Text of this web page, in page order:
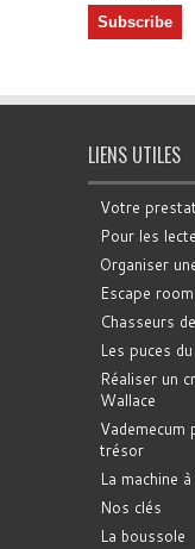
LIENS UTILES
Votre
Pour les
Organiser
Escape
Chasseurs
Les puces
Réaliser un
Wallace
Vademecum
trésor
La machine
Nos clés
La boussole